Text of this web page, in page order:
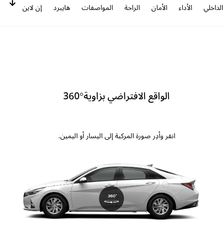
الأداء الأمان الراحة المواصفات هايبرد إن لاين
الواقع الافتراضي بزاوية°360
انقر وأدِر صورة المركبة إلى اليسار أو اليمين.